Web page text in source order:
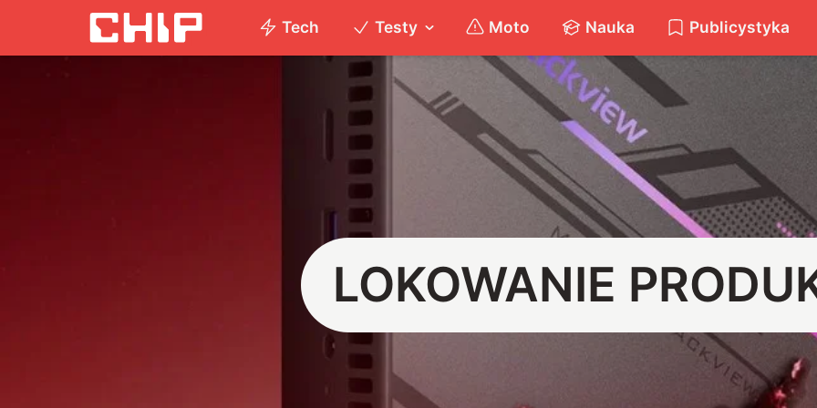
Tech Testy Moto Nauka Publicystyka
LOKOWANIE